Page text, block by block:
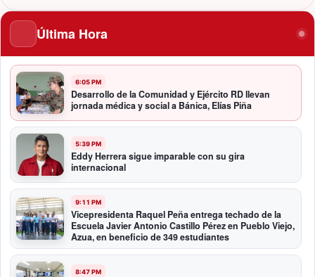
Última Hora
6:05 PM
Desarrollo de la Comunidad y Ejército RD llevan
jornada médica y social a Bánica, Elías Piña
5:39 PM
Eddy Herrera sigue imparable con su gira
internacional
9:11 PM
Vicepresidenta Raquel Peña entrega techado de la
Escuela Javier Antonio Castillo Pérez en Pueblo Viejo,
Azua, en beneficio de 349 estudiantes
8:47 PM